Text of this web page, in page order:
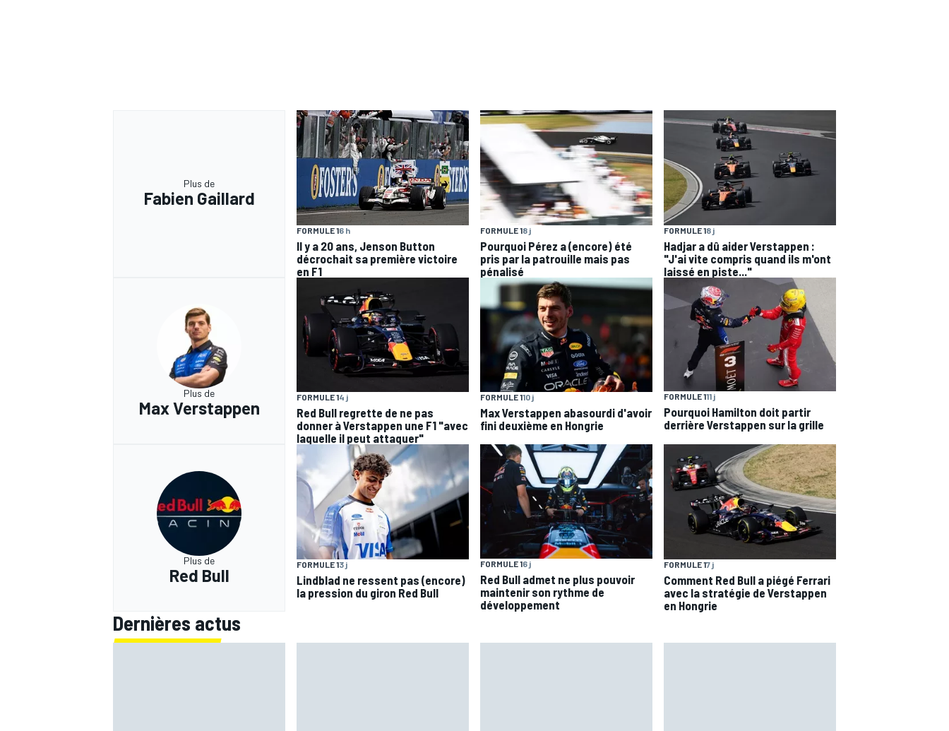
Plus de
Fabien Gaillard
FORMULE 16 h
Il y a 20 ans, Jenson Button
décrochait sa première victoire
en F1
FORMULE 18 j
Pourquoi Pérez a (encore) été
pris par la patrouille mais pas
pénalisé
FORMULE 18 j
Hadjar a dû aider Verstappen :
"J'ai vite compris quand ils m'ont
laissé en piste..."
Plus de
Max Verstappen
FORMULE 14 j
Red Bull regrette de ne pas
donner à Verstappen une F1 "avec
laquelle il peut attaquer"
FORMULE 110 j
Max Verstappen abasourdi d'avoir
fini deuxième en Hongrie
FORMULE 111 j
Pourquoi Hamilton doit partir
derrière Verstappen sur la grille
Plus de
Red Bull
FORMULE 13 j
Lindblad ne ressent pas (encore)
la pression du giron Red Bull
FORMULE 16 j
Red Bull admet ne plus pouvoir
maintenir son rythme de
développement
FORMULE 17 j
Comment Red Bull a piégé Ferrari
avec la stratégie de Verstappen
en Hongrie
Dernières actus